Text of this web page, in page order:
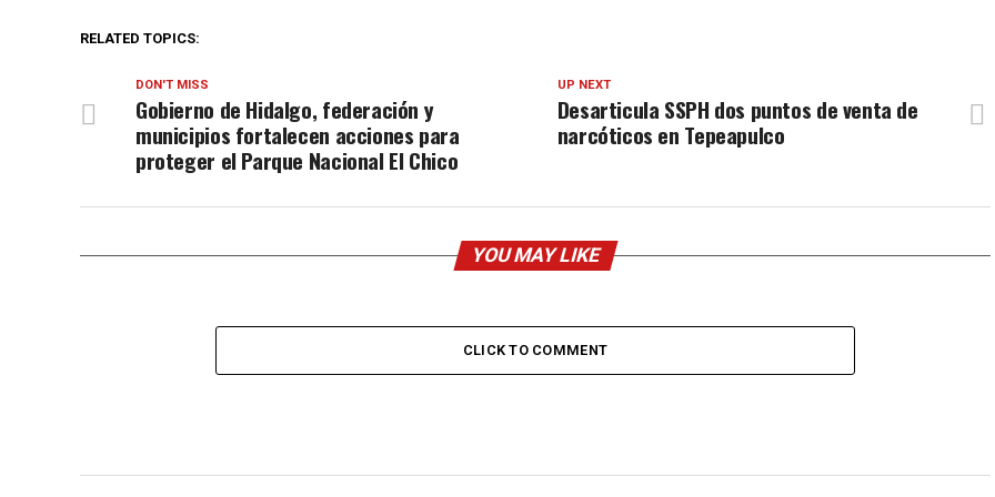
RELATED TOPICS:
UP NEXT
Desarticula SSPH dos puntos de venta de
narcóticos en Tepeapulco
DON'T MISS
Gobierno de Hidalgo, federación y
municipios fortalecen acciones para
proteger el Parque Nacional El Chico
YOU MAY LIKE
CLICK TO COMMENT